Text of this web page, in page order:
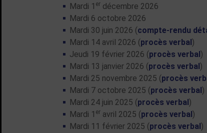
Mardi 1 er décembre 2026
Mardi 6 octobre 2026
Mardi 30 juin 2026 (compte-rendu
Mardi 14 avril 2026 (procès verbal )
Jeudi 19 février 2026 (procès verbal )
Mardi 13 janvier 2026 (procès verbal )
Mardi 25 novembre 2025 (procès
Mardi 7 octobre 2025 (procès verbal )
Mardi 24 juin 2025 (procès verbal )
Mardi 1 er avril 2025 (procès verbal )
Mardi 11 février 2025 (procès verbal )